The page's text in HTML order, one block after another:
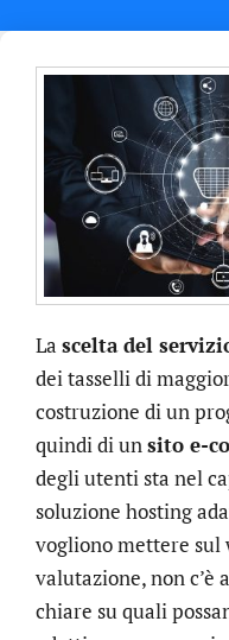
La scelta del
dei tasselli di
costruzione di un
quindi di unsito e-
degli utenti sta nel
soluzione hosting
vogliono mettere sul
valutazione, non c’è
chiare su quali